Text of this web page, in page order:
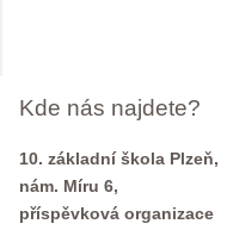
Kde nás najdete?
10. základní škola Plzeň,
nám. Míru 6,
příspěvková organizace